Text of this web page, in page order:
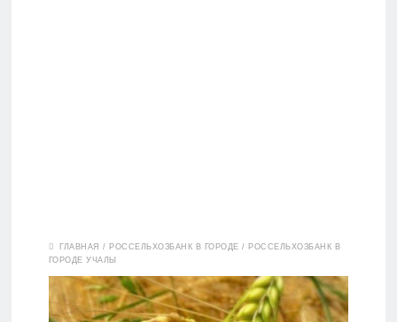
Дебетовые
карты
ГЛАВНАЯ / РОССЕЛЬХОЗБАНК В ГОРОДЕ / РОССЕЛЬХОЗБАНК В
ГОРОДЕ УЧАЛЫ